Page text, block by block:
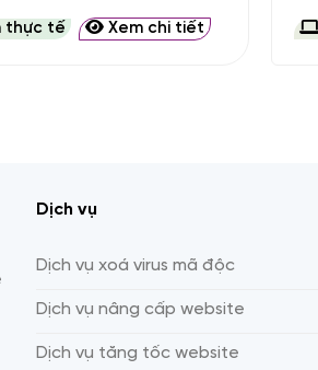
thực tế Xem chi tiết
Dịch vụ
Dịch vụ xoá virus mã độc
Dịch vụ nâng cấp website
Dịch vụ tăng tốc website